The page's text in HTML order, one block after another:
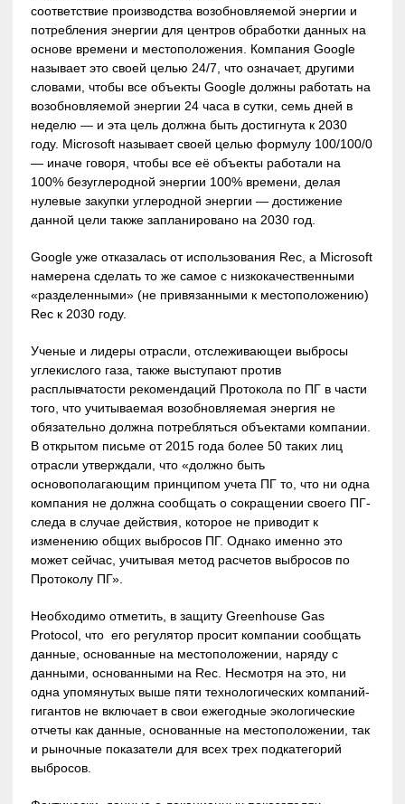
соответствие производства возобновляемой энергии и
потребления энергии для центров обработки данных на
основе времени и местоположения. Компания Google
называет это своей целью 24/7, что означает, другими
словами, чтобы все объекты Google должны работать на
возобновляемой энергии 24 часа в сутки, семь дней в
неделю — и эта цель должна быть достигнута к 2030
году. Microsoft называет своей целью формулу 100/100/0
— иначе говоря, чтобы все её объекты работали на
100% безуглеродной энергии 100% времени, делая
нулевые закупки углеродной энергии — достижение
данной цели также запланировано на 2030 год.
Google уже отказалась от использования Rec, а Microsoft
намерена сделать то же самое с низкокачественными
«разделенными» (не привязанными к местоположению)
Rec к 2030 году.
Ученые и лидеры отрасли, отслеживающеи выбросы
углекислого газа, также выступают против
расплывчатости рекомендаций Протокола по ПГ в части
того, что учитываемая возобновляемая энергия не
обязательно должна потребляться объектами компании.
В открытом письме от 2015 года более 50 таких лиц
отрасли утверждали, что «должно быть
основополагающим принципом учета ПГ то, что ни одна
компания не должна сообщать о сокращении своего ПГ-
следа в случае действия, которое не приводит к
изменению общих выбросов ПГ. Однако именно это
может сейчас, учитывая метод расчетов выбросов по
Протоколу ПГ».
Необходимо отметить, в защиту Greenhouse Gas
Protocol, что его регулятор просит компании сообщать
данные, основанные на местоположении, наряду с
данными, основанными на Rec. Несмотря на это, ни
одна упомянутых выше пяти технологических компаний-
гигантов не включает в свои ежегодные экологические
отчеты как данные, основанные на местоположении, так
и рыночные показатели для всех трех подкатегорий
выбросов.